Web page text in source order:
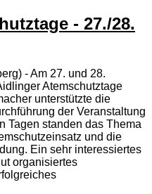
- 27./28.
- Am 27. und 28.
Atemschutztage
unterstützte die
der Veranstaltung
Tagen standen das Thema
und die
Ein sehr interessiertes
organisiertes